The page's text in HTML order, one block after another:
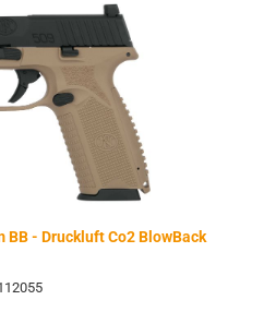
BB - Druckluft Co2 BlowBack